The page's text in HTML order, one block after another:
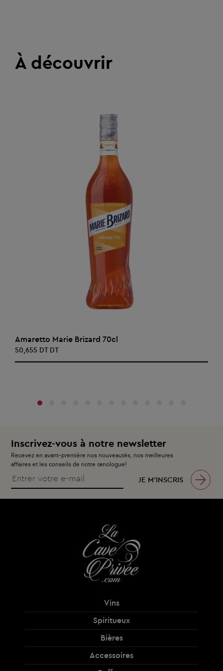
À découvrir
AJOUTER AU PANIER
Amaretto Marie Brizard 70cl
50,655 DT DT
Inscrivez-vous à notre newsletter
Recevez en avant-première nos nouveautés, nos meilleures
affaires et les conseils de notre œnologue!
JE M’INSCRIS
Vins
Spiritueux
Bières
Accessoires